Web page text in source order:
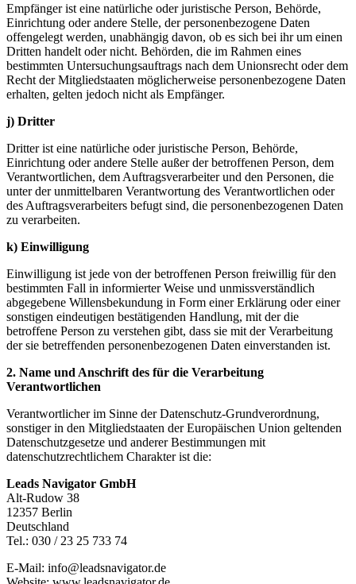
Empfänger ist eine natürliche oder juristische Person, Behörde,
Einrichtung oder andere Stelle, der personenbezogene Daten
offengelegt werden, unabhängig davon, ob es sich bei ihr um einen
Dritten handelt oder nicht. Behörden, die im Rahmen eines
bestimmten Untersuchungsauftrags nach dem Unionsrecht oder dem
Recht der Mitgliedstaaten möglicherweise personenbezogene Daten
erhalten, gelten jedoch nicht als Empfänger.
j) Dritter
Dritter ist eine natürliche oder juristische Person, Behörde,
Einrichtung oder andere Stelle außer der betroffenen Person, dem
Verantwortlichen, dem Auftragsverarbeiter und den Personen, die
unter der unmittelbaren Verantwortung des Verantwortlichen oder
des Auftragsverarbeiters befugt sind, die personenbezogenen Daten
zu verarbeiten.
k) Einwilligung
Einwilligung ist jede von der betroffenen Person freiwillig für den
bestimmten Fall in informierter Weise und unmissverständlich
abgegebene Willensbekundung in Form einer Erklärung oder einer
sonstigen eindeutigen bestätigenden Handlung, mit der die
betroffene Person zu verstehen gibt, dass sie mit der Verarbeitung
der sie betreffenden personenbezogenen Daten einverstanden ist.
2. Name und Anschrift des für die Verarbeitung
Verantwortlichen
Verantwortlicher im Sinne der Datenschutz-Grundverordnung,
sonstiger in den Mitgliedstaaten der Europäischen Union geltenden
Datenschutzgesetze und anderer Bestimmungen mit
datenschutzrechtlichem Charakter ist die:
Leads Navigator GmbH
Alt-Rudow 38
12357 Berlin
Deutschland
Tel.: 030 / 23 25 733 74
E-Mail: info@leadsnavigator.de